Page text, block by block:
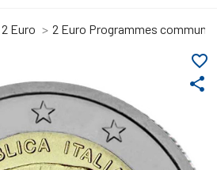
2 Euro 2 Euro Programmes communs
share
favorite_border